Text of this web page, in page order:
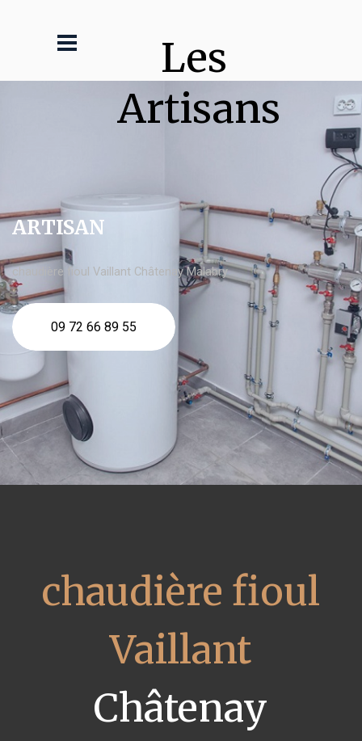
Les
Artisans
ARTISAN
chaudière fioul Vaillant Châtenay Malabry
09 72 66 89 55
chaudière fioul
Vaillant
Châtenay